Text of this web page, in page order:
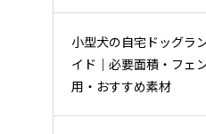
小型犬の自宅ドッグラ
イド｜必要面積・フェ
用・おすすめ素材